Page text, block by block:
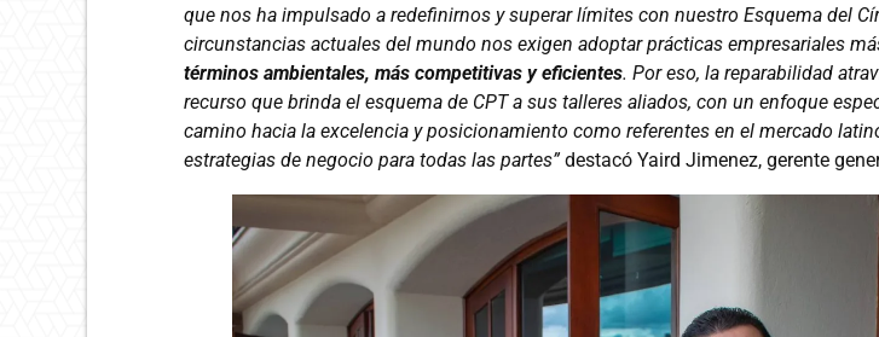
que nos ha impulsado a redefinirnos y superar límites con nuestro Esquema del
circunstancias actuales del mundo nos exigen adoptar prácticas empresariales
términos ambientales, más competitivas y eficientes. Por eso, la reparabilidad
recurso que brinda el esquema de CPT a sus talleres aliados, con un enfoque
camino hacia la excelencia y posicionamiento como referentes en el mercado
estrategias de negocio para todas las partes”destacó Yaird Jimenez, gerente